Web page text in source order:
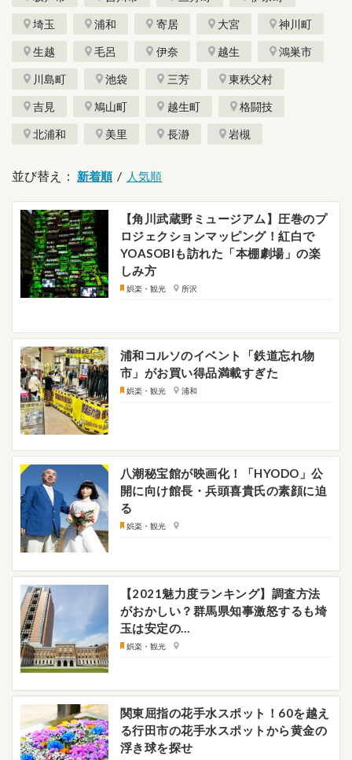
埼玉 浦和 寄居 大宮 神川町
生越 毛呂 伊奈 越生 鴻巣市
川島町 池袋 三芳 東秩父村
吉見 鳩山町 越生町 格闘技
北浦和 美里 長瀞 岩槻
並び替え： /
【角川武蔵野ミュージアム】圧巻のプ
ロジェクションマッピング！紅白で
YOASOBIも訪れた「本棚劇場」の楽
しみ方
娯楽・観光 所沢
浦和コルソのイベント「鉄道忘れ物
市」がお買い得品満載すぎた
娯楽・観光 浦和
八潮秘宝館が映画化！「HYODO」公
開に向け館長・兵頭喜貴氏の素顔に迫
る
娯楽・観光
【2021魅力度ランキング】調査方法
がおかしい？群馬県知事激怒するも埼
玉は安定の…
娯楽・観光
関東屈指の花手水スポット！60を越え
る行田市の花手水スポットから黄金の
浮き球を探せ